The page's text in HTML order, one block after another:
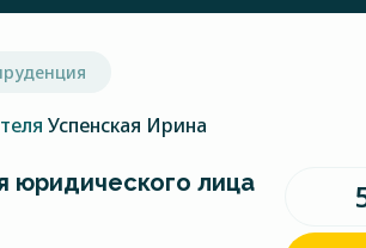
Успенская Ирина
юридического лица